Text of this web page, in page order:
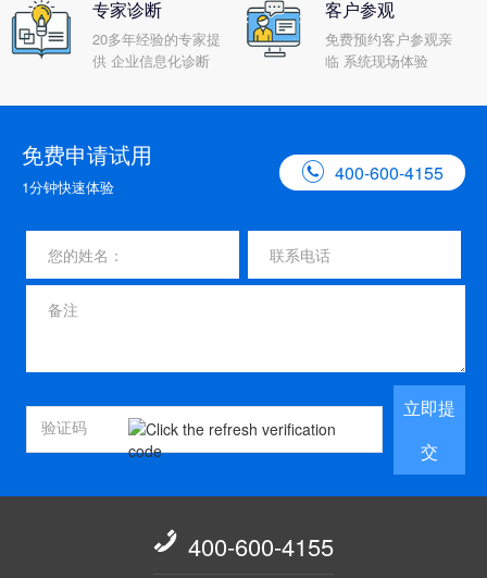
专家诊断
20多年经验的专家提
供 企业信息化诊断
客户参观
免费预约客户参观亲
临 系统现场体验
免费申请试用
1分钟快速体验
 400-600-4155
立即提
交
 400-600-4155